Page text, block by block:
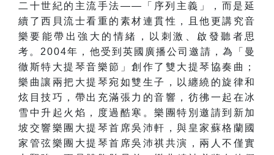
二十世紀的主流手法——「序列主義」，而是延
續了西貝流士看重的素材連貫性，且他更講究音
樂要能帶出強大的情緒，以刺激、啟發聽者思
考。2004年，他受到英國廣播公司邀請，為「曼
徹斯特大提琴音樂節」創作了雙大提琴協奏曲；
樂曲讓兩把大提琴宛如雙生子，以纏繞的旋律和
炫目技巧，帶出充滿張力的音響，彷彿一起在冰
雪中升起火焰，度過酷寒。樂團特別邀請到新加
坡交響樂團大提琴首席吳沛軒，與皇家蘇格蘭國
家管弦樂團大提琴首席吳沛祺共演，兩人不僅實